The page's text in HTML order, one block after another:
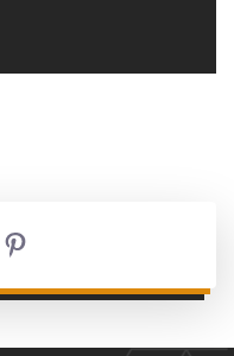
Pinterest